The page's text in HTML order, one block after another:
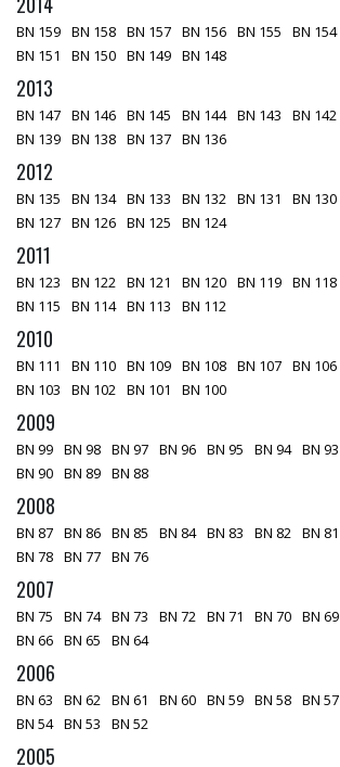
BN 159 BN 158 BN 157 BN 156 BN 155 BN 154
BN 151
BN 150 BN 149 BN 148
2013
BN 147 BN 146 BN 145 BN 144 BN 143 BN 142
BN 139 BN 138 BN 137 BN 136
2012
BN 135 BN 134 BN 133 BN 132 BN 131 BN 130
BN 127 BN 126 BN 125 BN 124
2011
BN 123 BN 122 BN 121 BN 120 BN 119 BN 118
BN 115
BN 114 BN 113 BN 112
2010
BN 111 BN 110 BN 109 BN 108 BN 107 BN 106
BN 103
BN 102 BN 101 BN 100
2009
BN 99 BN 98 BN 97 BN 96 BN 95 BN 94 BN 93
BN 90 BN 89 BN 88
2008
BN 87 BN 86 BN 85 BN 84 BN 83 BN 82 BN 81
BN 78 BN 77 BN 76
2007
BN 75 BN 74 BN 73 BN 72 BN 71 BN 70 BN 69
BN 66 BN 65 BN 64
2006
BN 63 BN 62 BN 61 BN 60 BN 59 BN 58 BN 57
BN 54 BN 53 BN 52
2005